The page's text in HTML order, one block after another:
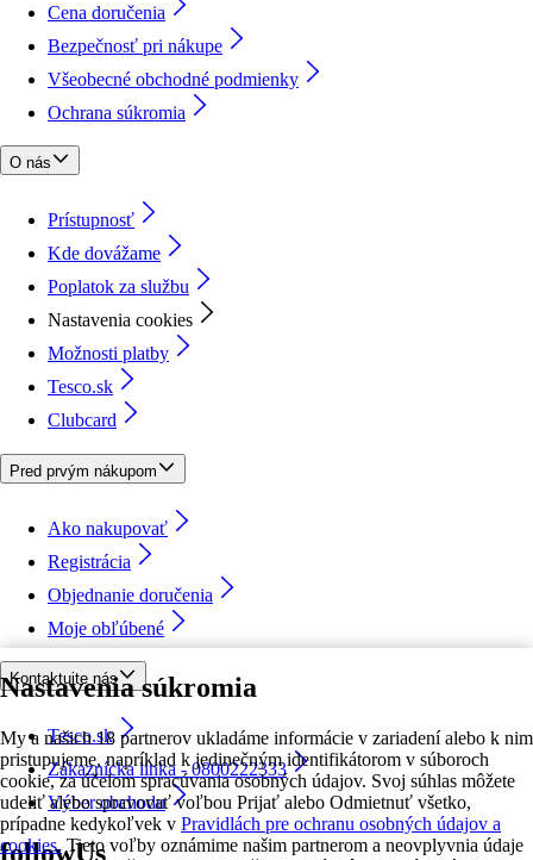
Nastavenia súkromia
My a našich 18 partnerov ukladáme informácie v zariadení alebo k nim
pristupujeme, napríklad k jedinečným identifikátorom v súboroch
cookie, za účelom spracúvania osobných údajov. Svoj súhlas môžete
udeliť alebo spravovať voľbou Prijať alebo Odmietnuť všetko,
prípadne kedykoľvek v Pravidlách pre ochranu osobných údajov a
cookies. Tieto voľby oznámime našim partnerom a neovplyvnia údaje
Cena doručenia
Bezpečnosť pri nákupe
Všeobecné obchodné podmienky
Ochrana súkromia
O nás
Prístupnosť
Kde dovážame
Poplatok za službu
Nastavenia cookies
Možnosti platby
Tesco.sk
Clubcard
Pred prvým nákupom
Ako nakupovať
Registrácia
Objednanie doručenia
Moje obľúbené
Kontaktujte nás
Tesco.sk
Zákaznícka linka - 0800222333
Výber obchodu
followUs